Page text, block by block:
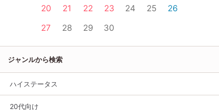
20
21 22 23 24 25
26
27
28 29 30
ジャンルから検索
ハイステータス
20代向け